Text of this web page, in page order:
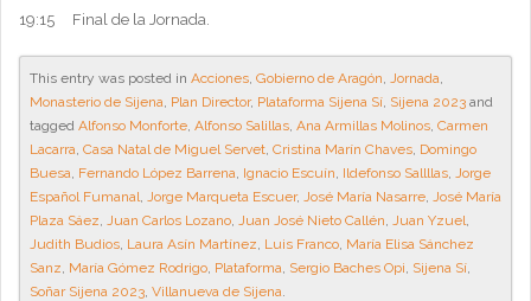
19:15 Final de la Jornada.
This entry was posted in Acciones Gobierno de Aragón Jornada
Monasterio de Sijena Plan Director, Plataforma Sijena Sí Sijena 2023 and
tagged Alfonso Monforte Alfonso Salillas Ana Armillas Molinos Carmen
Lacarra Casa Natal de Miguel Servet Cristina Marín Chaves Domingo
Buesa Fernando López Barrena Ignacio Escuín Ildefonso Sallllas
Jorge
Español Fumanal
Jorge Marqueta Escuer, José María Nasarre
José María
Plaza Sáez
Juan Carlos Lozano Juan José Nieto Callén Juan Yzuel
Judith Budios Laura Asín Martínez Luis Franco María Elisa Sánchez
Sanz María Gómez Rodrigo Plataforma Sergio Baches Opi Sijena Sí
Soñar Sijena 2023 Villanueva de Sijena